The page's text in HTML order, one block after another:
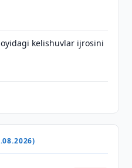
oyidagi kelishuvlar ijrosini